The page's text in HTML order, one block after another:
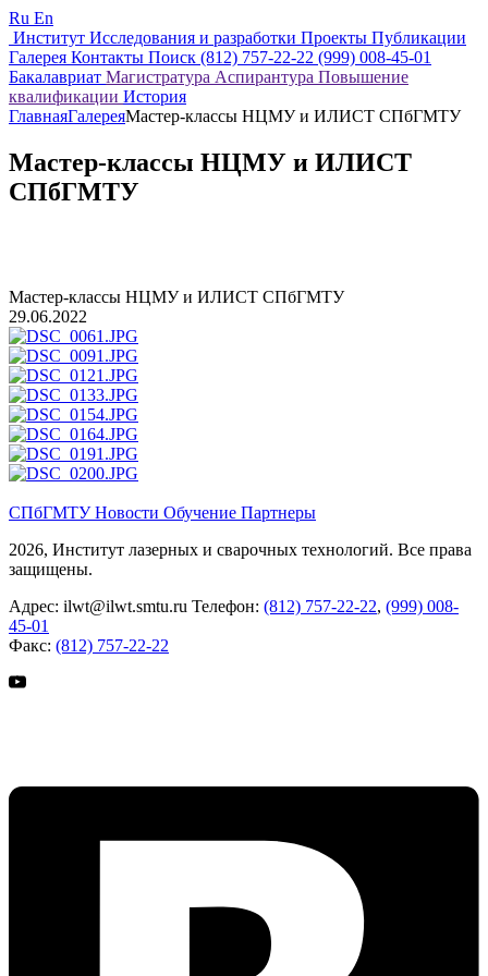
Ru En
Институт Исследования и разработки Проекты Публикации
Галерея Контакты Поиск (812) 757-22-22 (999) 008-45-01
Бакалавриат Магистратура Аспирантура Повышение
квалификации История
ГлавнаяГалереяМастер-классы НЦМУ и ИЛИСТ СПбГМТУ
Мастер-классы НЦМУ и ИЛИСТ
СПбГМТУ
Мастер-классы НЦМУ и ИЛИСТ СПбГМТУ
29.06.2022
СПбГМТУНовости Обучение Партнеры
2026, Институт лазерных и сварочных технологий. Все права
защищены.
Адрес: ilwt@ilwt.smtu.ru Телефон: (812) 757-22-22, (999) 008-
45-01
Факс: (812) 757-22-22